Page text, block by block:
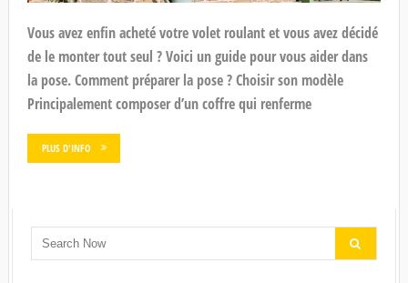
Vous avez enfin acheté votre volet roulant et vous avez décidé
de le monter tout seul ? Voici un guide pour vous aider dans
la pose. Comment préparer la pose ? Choisir son modèle
Principalement composer d’un coffre qui renferme
PLUS D'INFO